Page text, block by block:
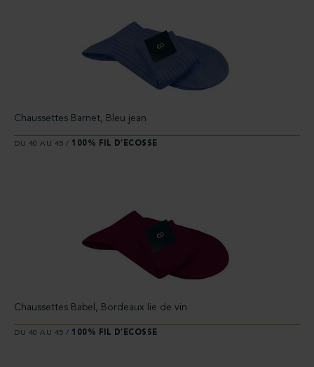
Chaussettes Barnet, Bleu jean
DU 40 AU 45 / 100% FIL D’ECOSSE
Chaussettes Babel, Bordeaux lie de vin
DU 40 AU 45 / 100% FIL D’ECOSSE